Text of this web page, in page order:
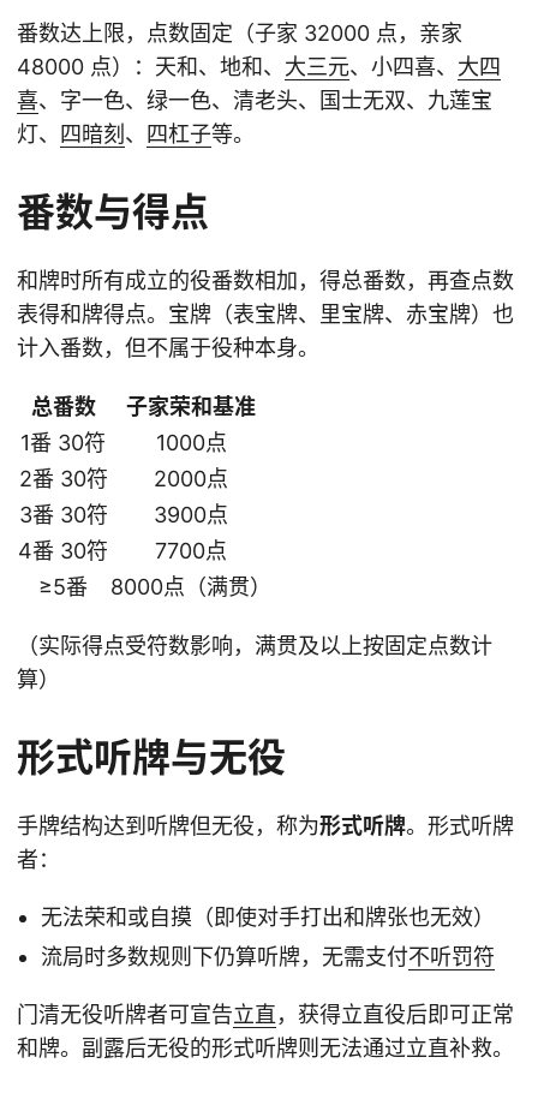
番数达上限，点数固定（子家 32000 点，亲家
48000 点）：天和、地和、 大三元、小四喜、 大四
喜、字一色、绿一色、清老头、国士无双、九莲宝
灯、
四暗刻 、 四杠子等。
番数与得点
和牌时所有成立的役番数相加，得总番数，再查点数
表得和牌得点。宝牌（表宝牌、里宝牌、赤宝牌）也
计入番数，但不属于役种本身。
总番数
子家荣和基准
1番 30符
1000点
2番 30符
2000点
3番 30符
3900点
4番 30符
7700点
≥5番
8000点（满贯）
（实际得点受符数影响，满贯及以上按固定点数计
算）
形式听牌与无役
手牌结构达到听牌但无役，称为形式听牌。形式听牌
者：
无法荣和或自摸（即使对手打出和牌张也无效）
流局时多数规则下仍算听牌，无需支付不听罚符
门清无役听牌者可宣告立直，获得立直役后即可正常
和牌。副露后无役的形式听牌则无法通过立直补救。